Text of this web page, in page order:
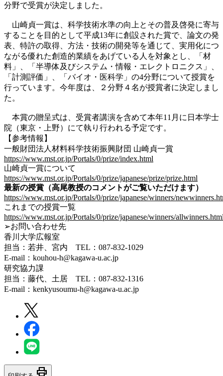
分野で受賞が決定しました。
山崎貞一賞は、科学技術水準の向上とその普及啓発に寄与
することを目的として平成13年に創設された賞で、論文の発
表、特許の取得、方法・技術の開発等を通じて、実用化につ
ながる優れた創造的業績をあげている人を対象とし、「材
料」、「半導体及びシステム・情報・エレクトロニクス」、
「計測評価」、「バイオ・医科学」の4分野について授賞を
行っています。今年度は、２分野４名が授賞者に決定しまし
た。
本賞の贈呈式は、受賞者講演を含めて本年11月に日本学士
院（東京・上野）にて執り行われる予定です。
【参考情報】
一般財団法人材料科学技術振興財団 山崎貞一賞
https://www.mst.or.jp/Portals/0/prize/index.html
山崎貞一賞について
https://www.mst.or.jp/Portals/0/prize/japanese/prize/prize.html
最新の授賞（高尾教授のコメントがご覧いただけます）
https://www.mst.or.jp/Portals/0/prize/japanese/winners/
これまでの授賞一覧
https://www.mst.or.jp/Portals/0/prize/japanese/winners/
➢お問い合わせ先
香川大学広報室
担当：若井、宮内 TEL：087-832-1029
E-mail：kouhou-h@kagawa-u.ac.jp
研究協力課
担当：藤代、土居 TEL：087-832-1316
E-mail：kenkyusoumu-h@kagawa-u.ac.jp
print